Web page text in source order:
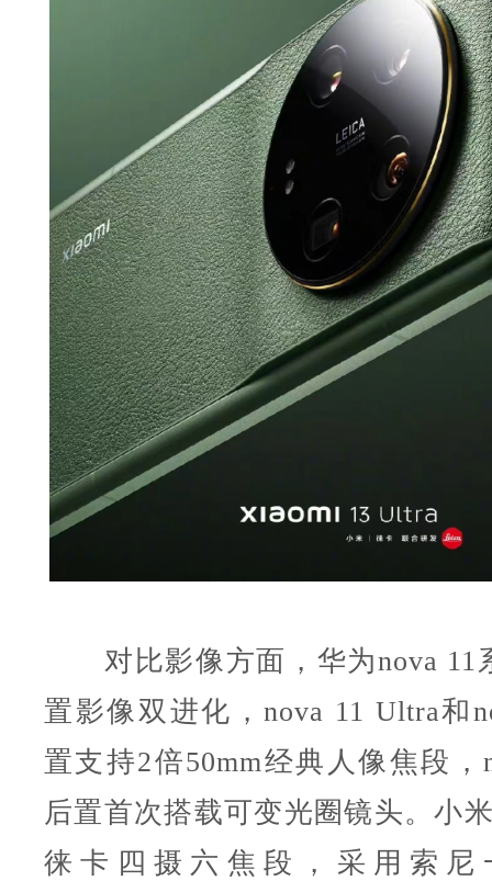
对比影像方面，华为nova 11
置影像双进化，nova 11 Ultra和
置支持2倍50mm经典人像焦段，
后置首次搭载可变光圈镜头。小
徕卡四摄六焦段，采用索尼